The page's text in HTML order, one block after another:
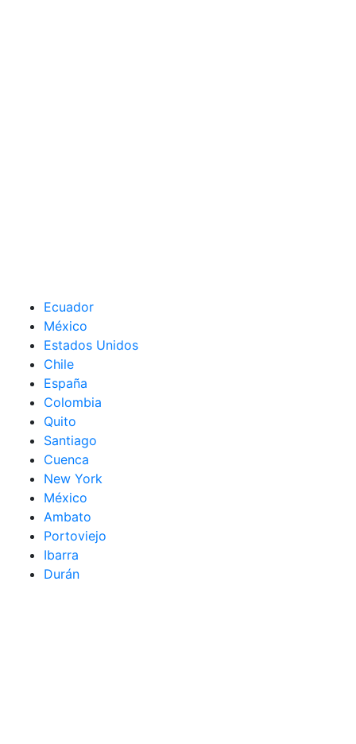
Ecuador
México
Estados Unidos
Chile
España
Colombia
Quito
Santiago
Cuenca
New York
México
Ambato
Portoviejo
Ibarra
Durán